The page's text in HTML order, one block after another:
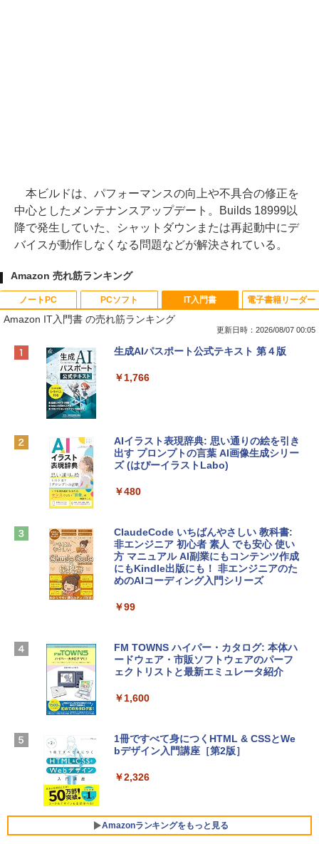
本ビルドは、パフォーマンスの向上や不具合の修正を
中心としたメンテナンスアップデート。Builds 18999以
降で発生していた、シャットダウンまたは再起動中にデ
バイスが動作しなくなる問題などが解決されている。
Amazon 売れ筋ランキング
ノートPC
Apple 2026 MacBook Neo A18 Proチッ
e Intelligence、Liquid Retinaディスプ
￥162,598
tomtoc 360°保護 15.6 16インチ パソコ
￥2,952
Apple 2026 MacBook Air M5チップ搭載
igence、13.6インチLiquid Retinaディ
ラ、Touch ID - ミッドナイト + 3年延長
AppleCare+ for 13インチMacBook Air
(M5)|ダウンロード版
￥347,600
【Amazon.co.jp限定】 HP ノートパソコ
ン 15-fd 15.6インチ 16GBメモリ 512GB
SSD インテル Core 5
￥129,800
FMV ノートパソコン WE1-K3 (MS 365 P
ersonal/Copilotキー搭載/Win 11/15.6型/
PCソフト
Robloxギフトカード - 800 Robux 【限
インゲームコード】 ロブロックス | オン
Robloxギフトカード - 2,000 Robux 【限
定バーチャルアイテムを含む】 【オンラ
ラインコード版
Microsoft Office Home & Business 202
4(最新 永続版)|オンラインコード版|Wind
ows11、10/mac対応|PC2台
￥39,582
Robloxギフトカード - 1000 Robux 【限
定バーチャルアイテムを含む】 【オンラ
インゲームコード】 ロブロックス |オン
Microsoft Office Home 2024(最新 永続
0/mac対応|PC2台
IT入門書
Amazon IT入門書 の売れ筋ランキング
更新日時：2026/08/07 00:05
生成AIパスポート公式テキスト 第４版
￥1,766
AIイラスト表現辞典: 思い通りの絵を引き
出す プロンプトの言葉 AI画像生成シリー
ズ (はぴーイラストLabo)
￥480
ClaudeCode いちばんやさしい 教科書:
非エンジニア 初心者 素人 でも安心 使い
方 マニュアル AI副業にもコンテンツ作成
にもKindle出版にも！ 非エンジニアのた
めのAIコーディング入門シリーズ
￥99
FM TOWNS ハイパー・カタログ: 本体ハ
ードウェア・市販ソフトウェアのパーフ
ェクトリストと最新エミュレータ紹介
￥1,600
1冊ですべて身につくHTML & CSSとWe
bデザイン入門講座［第2版］
￥2,326
Amazonランキングをもっと見る
電子書籍リーダー